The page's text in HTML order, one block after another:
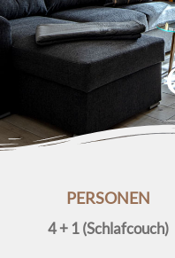
PERSONEN
4 + 1 (Schlafcouch)